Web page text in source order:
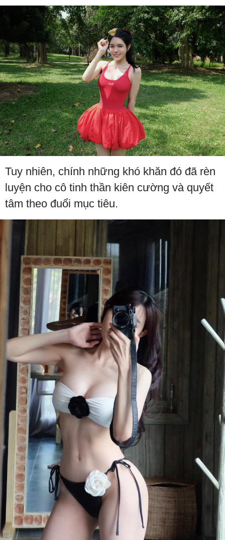
Tuy nhiên, chính những khó khăn đó đã rèn
luyện cho cô tinh thần kiên cường và quyết
tâm theo đuổi mục tiêu.